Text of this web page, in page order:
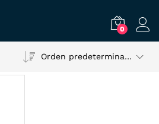
0
Orden predeterminado